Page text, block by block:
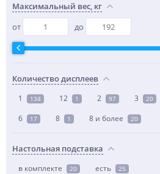
Максимальный вес, кг
от
до
Количество дисплеев
1 134 12 1 2 97 3 20
6 17 8 1 8 и более 20
Настольная подставка
в комплекте 20 есть 25